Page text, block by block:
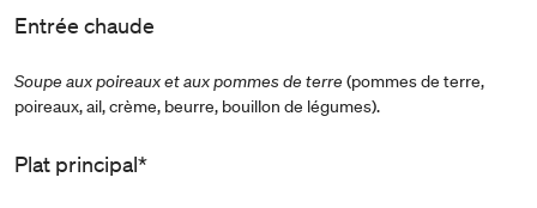
Entrée chaude
Soupe aux poireaux et aux pommes de terre (pommes de terre,
poireaux, ail, crème, beurre, bouillon de légumes).
Plat principal*